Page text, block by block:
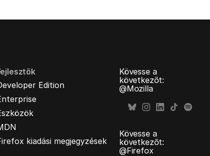
Edition
kiadási megjegyzések
Kövesse a
következőt:
@Mozilla
Kövesse a
következőt:
@Firefox